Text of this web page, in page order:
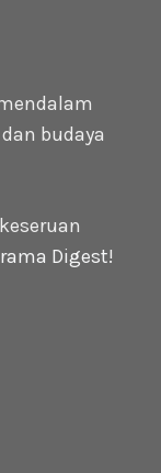
budaya
Digest!